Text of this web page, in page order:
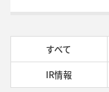
すべて
IR情報